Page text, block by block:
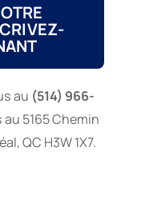
au (514) 966-
5165 Chemin
QC H3W 1X7.